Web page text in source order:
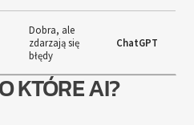
Dobra, ale
zdarzają się
błędy
ChatGPT
KTÓRE AI?